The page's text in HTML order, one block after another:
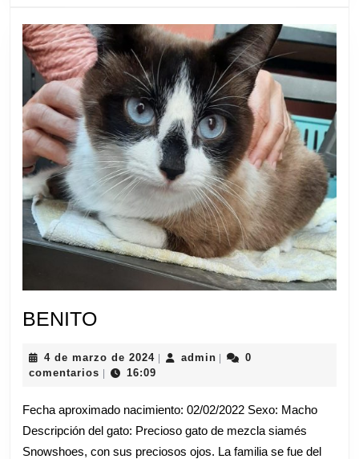
BENITOBENITO
4 de marzo de 20244
de
2024
| adminadmin
|
0
comentarios | 16:09
Fecha aproximado nacimiento: 02/02/2022 Sexo: Macho
Descripción del gato: Precioso gato de mezcla siamés
Snowshoes, con sus preciosos ojos. La familia se fue del